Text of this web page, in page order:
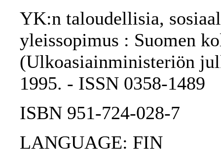
YK:n taloudellisia,
yleissopimus : Suomen
(Ulkoasiainministeriön
1995. - ISSN 0358-1489
ISBN 951-724-028-7
LANGUAGE: FIN